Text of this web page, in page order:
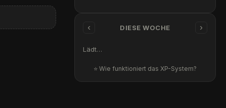
‹ DIESE WOCHE ›
Lädt…
⭐ Wie funktioniert das XP-System?